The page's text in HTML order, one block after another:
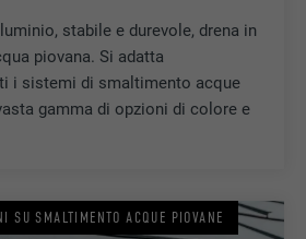
stabile e durevole, drena in
piovana. Si adatta
i sistemi di smaltimento acque
gamma di opzioni di colore e
SU SMALTIMENTO ACQUE PIOVANE
della larghezza di banda